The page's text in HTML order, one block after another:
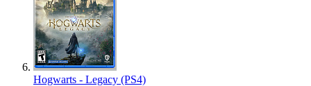
Hogwarts - Legacy (PS4)